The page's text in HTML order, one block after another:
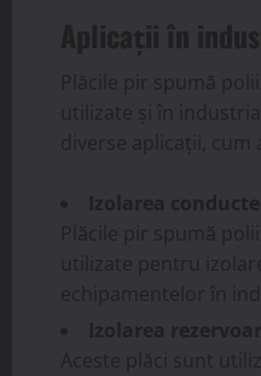
Aplicații în
Plăcile pir spumă
utilizate și în
diverse aplicații, cum
Izolarea
Plăcile pir spumă
utilizate pentru
echipamentelor în
Izolarea
Aceste plăci sunt